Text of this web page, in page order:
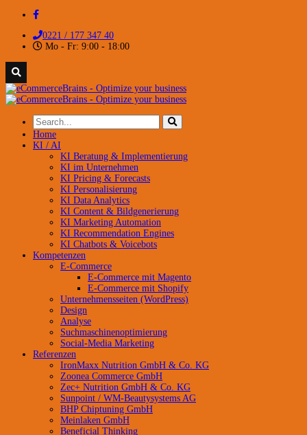
0221 / 177 347 40
Mo - Fr: 9:00 - 18:00
Home
KI / AI
KI Beratung & Implementierung
KI im Unternehmen
KI Pricing & Forecasts
KI Personalisierung
KI Data Analytics
KI Content & Bildgenerierung
KI Marketing Automation
KI Recommendation Engines
KI Chatbots & Voicebots
Kompetenzen
E-Commerce
E-Commerce mit Magento
E-Commerce mit Shopify
Unternehmensseiten (WordPress)
Design
Analyse
Suchmaschinenoptimierung
Social-Media Marketing
Referenzen
IronMaxx Nutrition GmbH & Co. KG
Zoonea Commerce GmbH
Zec+ Nutrition GmbH & Co. KG
Sunpoint / WM-Beautysystems AG
BHP Chiptuning GmbH
Meinlaken GmbH
Beneficial Thinking